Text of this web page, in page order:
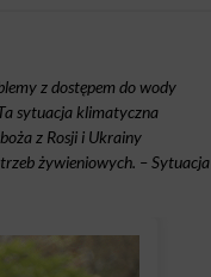
z dostępem do wody
sytuacja klimatyczna
z Rosji i Ukrainy
żywieniowych. – Sytuacja